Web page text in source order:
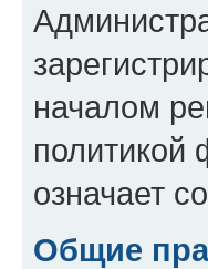
началом
политикой
означает
Общие